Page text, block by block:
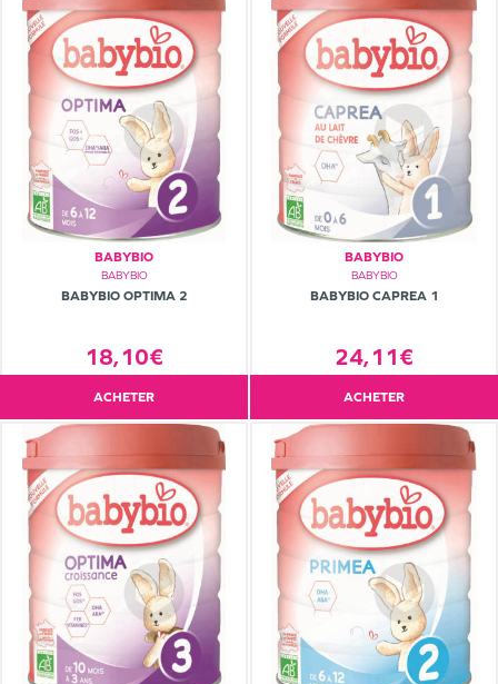
BABYBIO
BABYBIO
BABYBIO OPTIMA 2
18,10€
ACHETER
BABYBIO
BABYBIO
BABYBIO CAPREA 1
24,11€
ACHETER